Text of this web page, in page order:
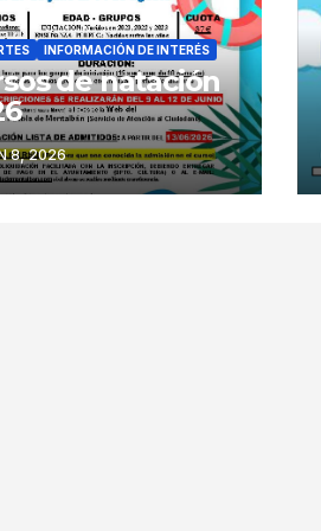
INFORMACIÓN DE INTERÉS
de natación
8, 2026